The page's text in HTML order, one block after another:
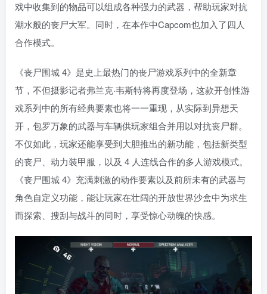
戏中收集到的物品可以组成各种强力的武器，帮助玩家对抗
潮水般的丧尸大军。同时，在本作中Capcom也加入了四人
合作模式。
《丧尸围城 4》是史上最热门的丧尸游戏系列中的全新章
节，不但摄影记者弗兰克·韦斯特将再度登场，这款开创性游
戏系列中的所有经典要素也将一一重现，从实际到异想天
开，包罗万象的武器与车辆供玩家组合并用以对抗丧尸群。
不仅如此，玩家还能享受到大胆推出的新功能，包括新类型
的丧尸、动力装甲服，以及 4 人连线合作的多人游戏模式。
《丧尸围城 4》充满刺激的动作要素以及前所未有的武器与
角色自定义功能，能让玩家在壮阔的开放世界沙盒中为求生
而探索、搜刮与战斗的同时，享受惊心动魄的快感。